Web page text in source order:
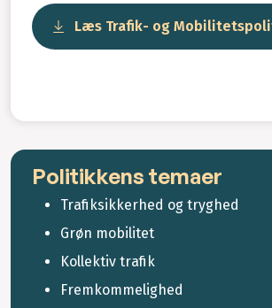
Læs Trafik- og
Politikkens temaer
Trafiksikkerhed og tryghed
Grøn mobilitet
Kollektiv trafik
Fremkommelighed